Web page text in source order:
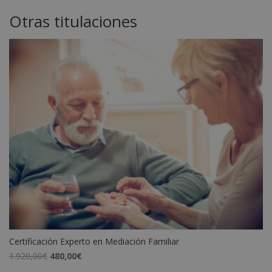
Otras titulaciones
Certificación Experto en Mediación Familiar
1.920,00€ El
480,00€